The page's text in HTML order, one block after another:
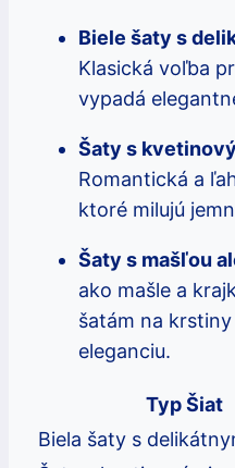
Biele šaty s
Klasická voľba
vypadá
Šaty s
Romantická a
ktoré milujú
Šaty s mašľou
ako mašle a
šatám na
eleganciu.
Typ Šiat
Biela šaty s